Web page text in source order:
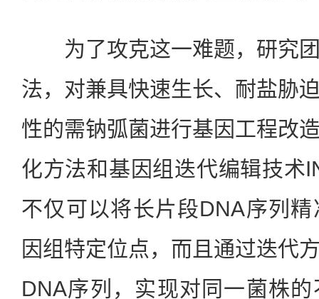
为了攻克这一难题，研究团
法，对兼具快速生长、耐盐胁
性的需钠弧菌进行基因工程改
化方法和基因组迭代编辑技术
不仅可以将长片段DNA序列
因组特定位点，而且通过迭代
DNA序列，实现对同一菌株